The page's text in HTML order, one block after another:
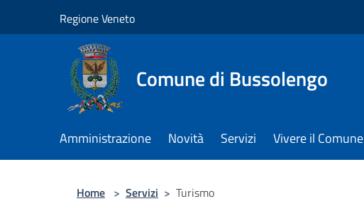
Regione Veneto
Comune di Bussolengo
Amministrazione Novità Servizi Vivere il Comune
Home > Servizi > Turismo